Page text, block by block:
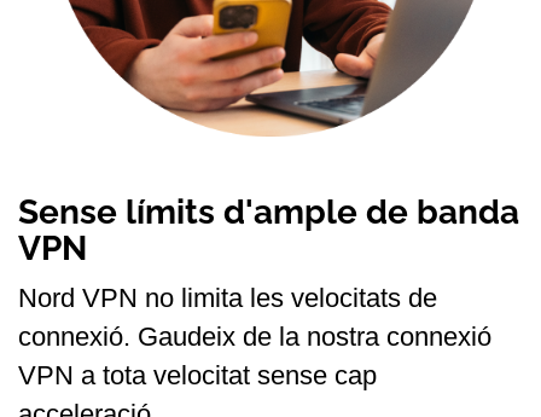
Sense límits d'ample de banda
VPN
Nord VPN no limita les velocitats de
connexió. Gaudeix de la nostra connexió
VPN a tota velocitat sense cap